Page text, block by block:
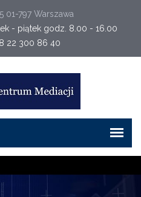
01-797 Warszawa
- piątek godz. 8.00 - 16.00
22 300 86 40